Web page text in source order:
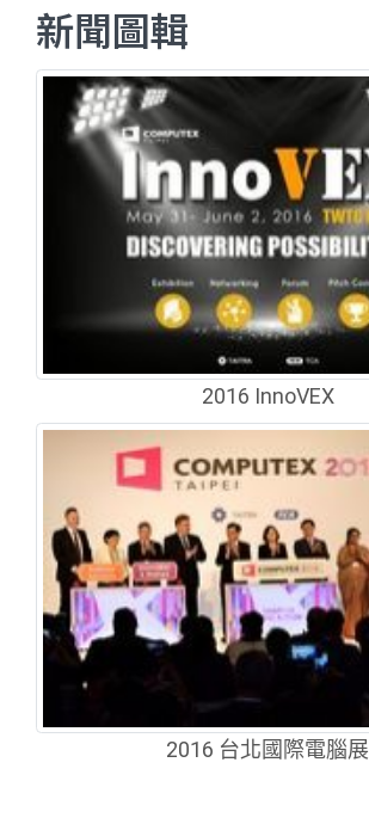
新聞圖輯
2016 InnoVEX
2016 台北國際電腦展